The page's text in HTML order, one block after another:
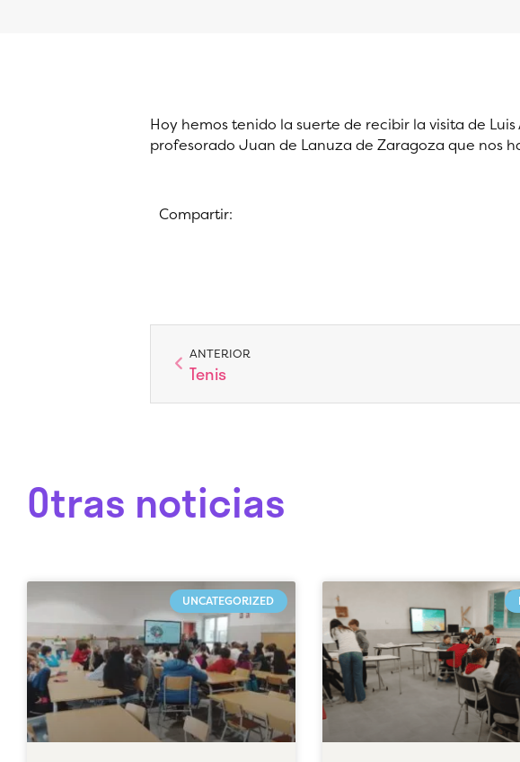
Hoy hemos tenido la suerte de recibir la visita de
profesorado Juan de Lanuza de Zaragoza que nos
Compartir:
ANTERIOR
Tenis
Otras noticias
UNCATEGORIZED